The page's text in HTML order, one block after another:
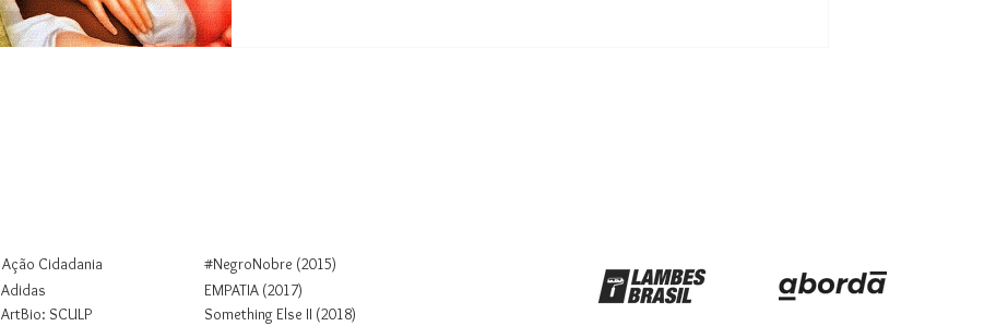
Ação Cidadania
Adidas
ArtBio: SCULP
#NegroNobre (2015)
EMPATIA (2017)
Something Else II (2018)